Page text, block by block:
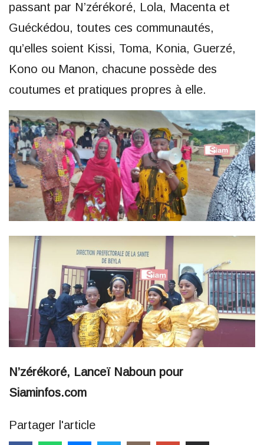
passant par N’zérékoré, Lola, Macenta et
Guéckédou, toutes ces communautés,
qu’elles soient Kissi, Toma, Konia, Guerzé,
Kono ou Manon, chacune possède des
coutumes et pratiques propres à elle.
N’zérékoré, Lanceï Naboun pour
Siaminfos.com
Partager l'article